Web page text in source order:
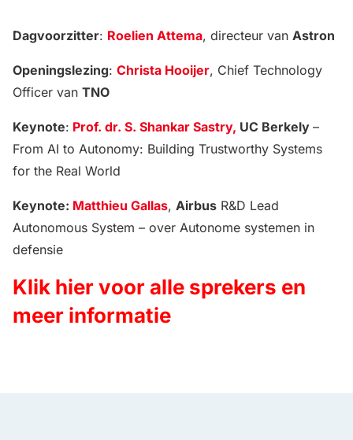
Dagvoorzitter: Roelien Attema, directeur van Astron
Openingslezing: Christa Hooijer, Chief Technology
Officer van TNO
Keynote: Prof. dr. S. Shankar Sastry, UC Berkely –
From AI to Autonomy: Building Trustworthy Systems
for the Real World
Keynote: Matthieu Gallas, Airbus R&D Lead
Autonomous System – over Autonome systemen in
defensie
Klik hier voor alle sprekers en
meer informatie